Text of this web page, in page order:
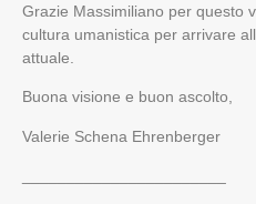
Grazie Massimiliano per questo
cultura umanistica per arrivare
attuale.
Buona visione e buon ascolto,
Valerie Schena Ehrenberger